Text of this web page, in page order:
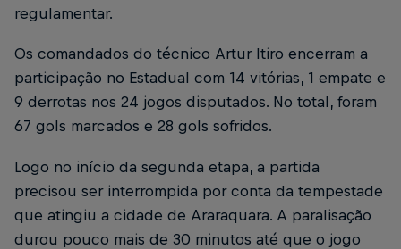
regulamentar.
Os comandados do técnico Artur Itiro encerram a
participação no Estadual com 14 vitórias, 1 empate e
9 derrotas nos 24 jogos disputados. No total, foram
67 gols marcados e 28 gols sofridos.
Logo no início da segunda etapa, a partida
precisou ser interrompida por conta da tempestade
que atingiu a cidade de Araraquara. A paralisação
durou pouco mais de 30 minutos até que o jogo